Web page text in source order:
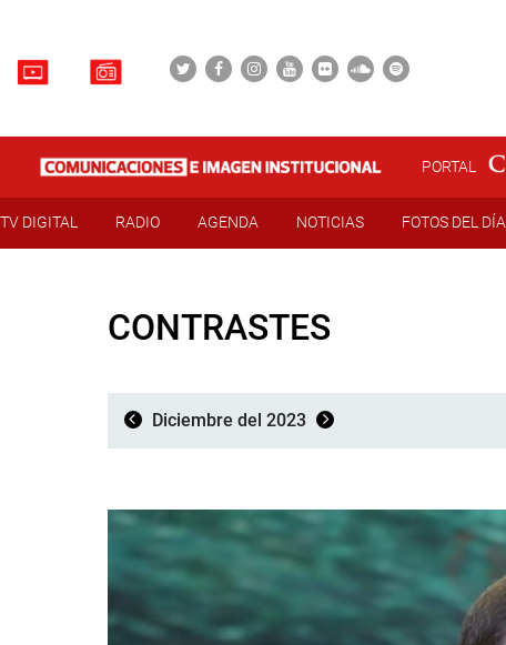
PORTAL
TV DIGITAL RADIO AGENDA NOTICIAS FOTOS DEL DÍA
CONTRASTES
Diciembre del 2023